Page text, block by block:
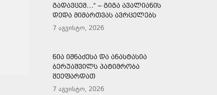
ᲒᲐᲓᲐᲕᲪᲔᲛ…“ – ᲒᲘᲒᲐ ᲐᲕᲐᲚᲘᲐᲜᲘᲡ
ᲓᲔᲓᲐ ᲛᲘᲛᲐᲠᲗᲕᲐᲡ ᲐᲕᲠᲪᲔᲚᲔᲑᲡ
7 აგვისტო, 2026
ᲜᲘᲐ ᲘᲛᲜᲐᲫᲔᲡᲐ ᲓᲐ ᲐᲜᲐᲡᲢᲐᲡᲘᲐ
ᲑᲔᲠᲣᲐᲨᲕᲘᲚᲡ ᲞᲐᲢᲘᲛᲠᲝᲑᲐ
ᲨᲔᲔᲤᲐᲠᲓᲐᲗ
7 აგვისტო, 2026